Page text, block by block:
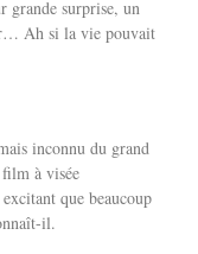
grande surprise, un
Ah si la vie pouvait
inconnu du grand
à visée
que beaucoup
il.